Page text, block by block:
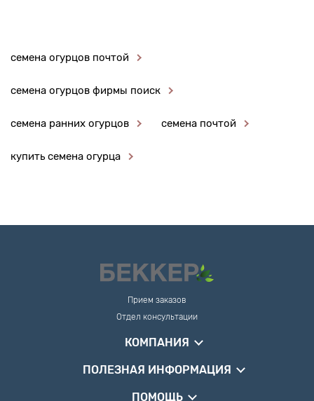
семена огурцов почтой
семена огурцов фирмы поиск
семена ранних огурцов семена почтой
купить семена огурца
Прием заказов
Отдел консультации
КОМПАНИЯ
ПОЛЕЗНАЯ ИНФОРМАЦИЯ
ПОМОЩЬ